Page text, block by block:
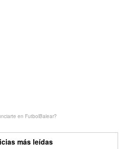
en FutbolBalear?
más leídas